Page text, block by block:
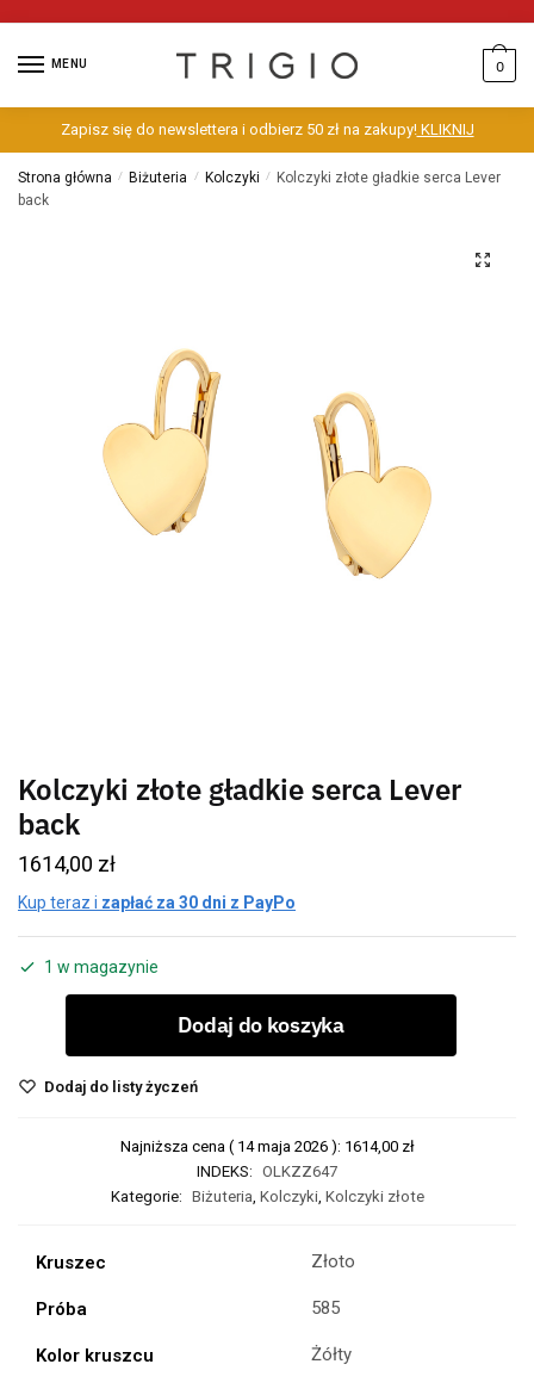
MENU 0
Zapisz się do newslettera i odbierz 50 zł na zakupy!KLIKNIJ
Strona główna / Biżuteria / Kolczyki /
Kolczyki złote gładkie serca Lever
back
Kolczyki złote gładkie serca Lever
back
1614,00 zł
Kup teraz i zapłać za 30 dni z PayPo
1 w magazynie
Dodaj do koszyka
Dodaj do listy życzeń
Najniższa cena (14 maja 2026): 1614,00 zł
INDEKS: OLKZZ647
Kategorie: Biżuteria, Kolczyki, Kolczyki złote
Kruszec Złoto
Próba 585
Kolor kruszcu Żółty